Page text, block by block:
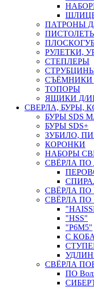
ПАТРОНЫ
РУЛЕТКИ,
СТЕПЛЕРЫ
СЪЁМНИКИ
ТОПОРЫ
ЯЩИКИ Д/
СВЕРЛА, БУРЫ,
БУРЫ SDS
БУРЫ SDS+
ЗУБИЛО,
КОРОНКИ
НАБОРЫ
СВЁРЛА ПО
СВЁРЛА ПО
СВЁРЛА
"HSS"
"Р6М5"
С
СВЁРЛА
ПО